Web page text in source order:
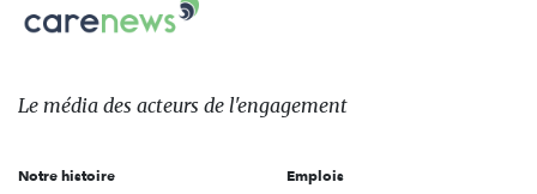
sur:
Le
des
l'engagement
Le média des acteurs de l'engagement
Notre histoire
Emplois